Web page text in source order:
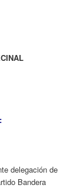
delegación de
Bandera